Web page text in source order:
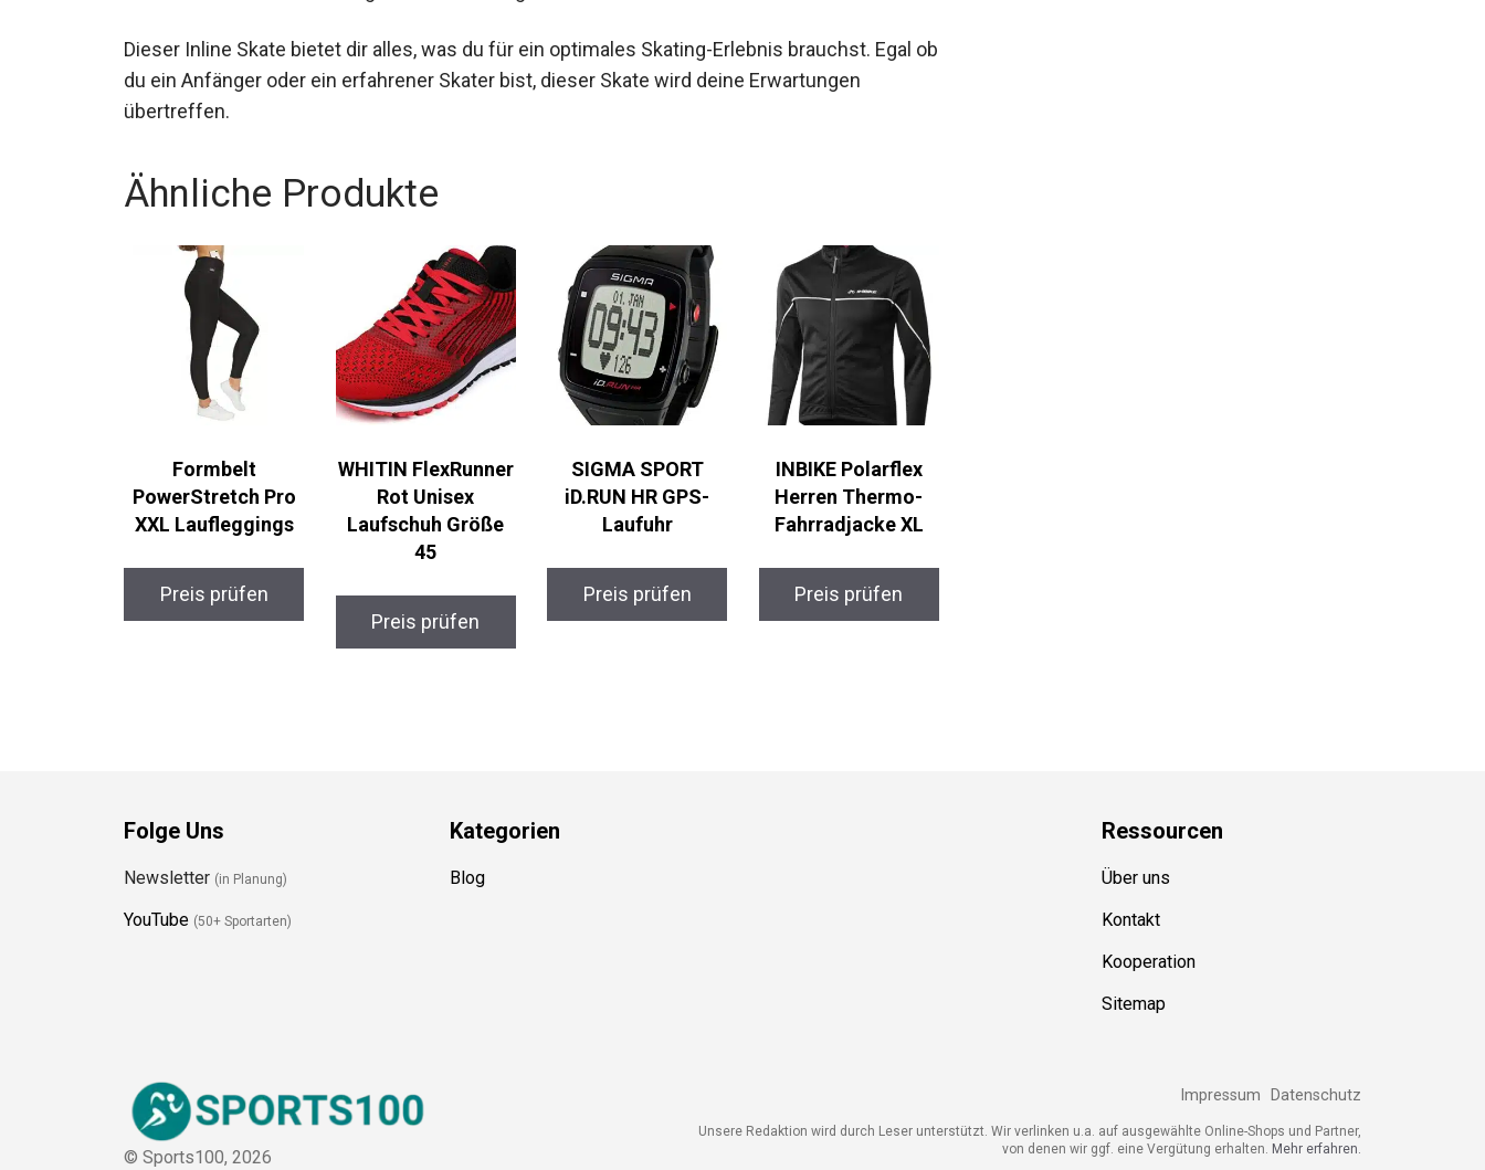
Dieser Inline Skate bietet dir alles, was du für ein optimales Skating-Erlebnis brauchst. Egal
ob du ein Anfänger oder ein erfahrener Skater bist, dieser Skate wird deine Erwartungen
übertreffen.
Ähnliche Produkte
Formbelt
PowerStretch Pro
XXL Laufleggings
Preis prüfen
WHITIN FlexRunner
Rot Unisex
Laufschuh Größe
45
Preis prüfen
SIGMA SPORT
iD.RUN HR GPS-
Laufuhr
Preis prüfen
INBIKE Polarflex
Herren Thermo-
Fahrradjacke XL
Preis prüfen
Folge Uns
Newsletter(in Planung)
YouTube (50+ Sportarten)
Kategorien
Blog
Ressourcen
Über uns
Kontakt
Kooperation
Sitemap
© Sports100, 2026
Impressum Datenschutz
Unsere Redaktion wird durch Leser unterstützt. Wir verlinken u.a. auf ausgewählte Online-Shops und Partner,
von denen wir ggf. eine Vergütung erhalten. Mehr erfahren.